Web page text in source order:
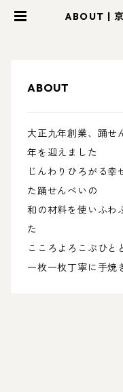
ABOUT |
ABOUT
大正九年創業、踊
年を迎えました
じんわりひろがる幸
た踊せんべいの
和の材料を使いふわ
た
こころよろこぶひと
一枚一枚丁寧に手焼